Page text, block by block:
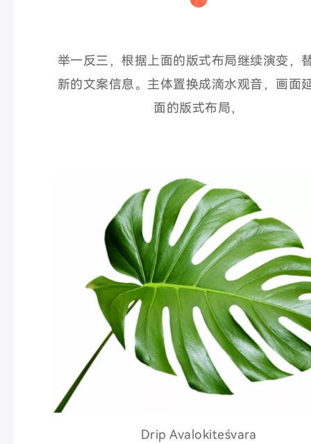
举一反三，根据上面的版式布局继续演变，
新的文案信息。 主体置换成滴水观音，画面
面的版式布局，
Drip Avalokiteśvara